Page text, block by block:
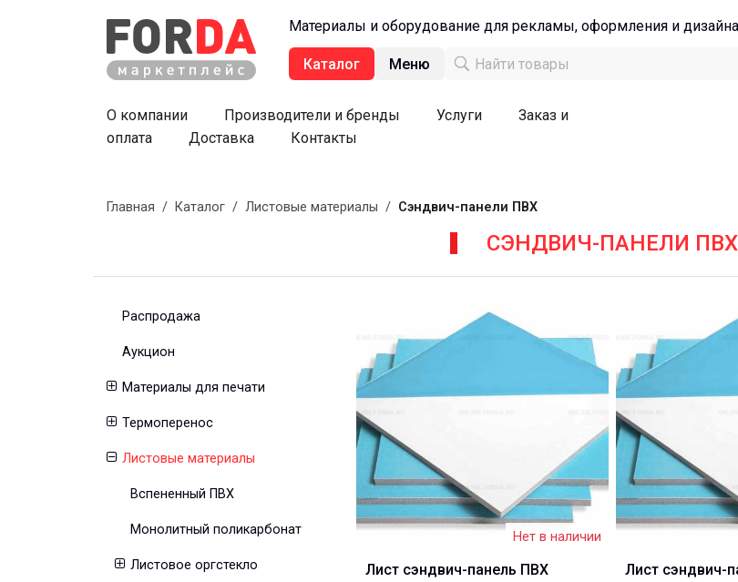
Материалы и оборудование для рекламы, оформления и дизайна
Каталог Меню
О компании Производители и бренды Услуги
Заказ и
оплата
Доставка Контакты
Главная / Каталог / Листовые материалы / Сэндвич-панели ПВХ
СЭНДВИЧ-ПАНЕЛИ ПВХ
Распродажа
Аукцион
Материалы для печати
Термоперенос
Листовые материалы
Вспененный ПВХ
Монолитный поликарбонат
Листовое оргстекло
Нет в наличии
Лист сэндвич-панель ПВХ
Лист сэндвич-